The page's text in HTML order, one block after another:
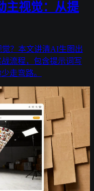
主视觉：从提
？本文讲清AI生图出
流程，包含提示词写
走弯路。